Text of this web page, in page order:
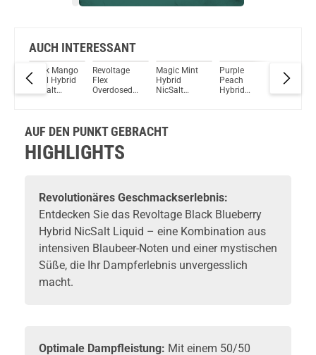
Vanilla 10ml NicSalt Liquid by Pod Salt 11mg
Du willst Kröten sparen?
Schau mal hier!
Dovpo Ayce Pro Pod System Kit Blau
AUCH INTERESSANT
Black Mango
10ml Hybrid
NicSalt
Revoltage
Flex
Overdosed
Magic Mint
Hybrid
NicSalt
Purple
Peach
Hybrid
Flex
AUF DEN PUNKT GEBRACHT
HIGHLIGHTS
Revolutionäres Geschmackserlebnis:
Entdecken Sie das Revoltage Black Blueberry
Hybrid NicSalt Liquid – eine Kombination aus
intensiven Blaubeer-Noten und einer mystischen
Süße, die Ihr Dampferlebnis unvergesslich
macht.
Optimale Dampfleistung: Mit einem 50/50